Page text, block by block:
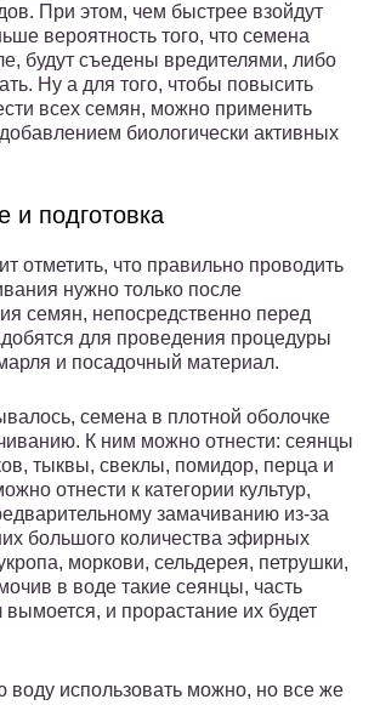
При этом, чем быстрее взойдут
вероятность того, что семена
будут съедены вредителями, либо
Ну а для того, чтобы повысить
всех семян, можно применить
биологически активных
и подготовка
отметить, что правильно проводить
нужно только после
семян, непосредственно перед
для проведения процедуры
и посадочный материал.
семена в плотной оболочке
К ним можно отнести: сеянцы
тыквы, свеклы, помидор, перца и
отнести к категории культур,
замачиванию из-за
большого количества эфирных
моркови, сельдерея, петрушки,
в воде такие сеянцы, часть
и прорастание их будет
воду использовать можно, но все же